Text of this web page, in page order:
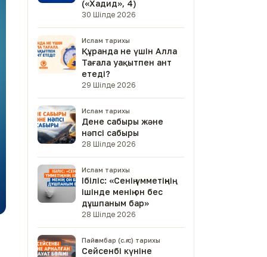
(«Хадид», 4)
30 Шілде 2026
Ислам тарихы
Құранда не үшін Алла
Тағала уақытпен ант
етеді?
29 Шілде 2026
Ислам тарихы
Дене сабыры және
нәпсі сабыры
28 Шілде 2026
Ислам тарихы
Ібіліс: «Сенің үмметіңнің
ішінде менің он бес
дұшпаным бар»
28 Шілде 2026
Пайғамбар (с.ғ.с) тарихы
Сейсенбі күніне